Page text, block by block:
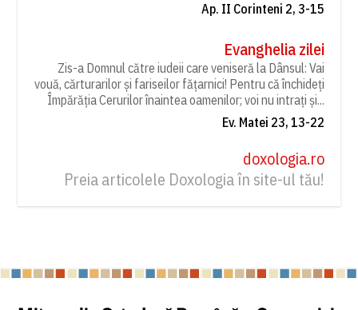
Ap. II Corinteni 2, 3-15
Evanghelia zilei
Zis-a Domnul către iudeii care veniseră la Dânsul: Vai
vouă, cărturarilor și fariseilor fățarnici! Pentru că închideți
Împărăția Cerurilor înaintea oamenilor; voi nu intrați și...
Ev. Matei 23, 13-22
doxologia.ro
Preia articolele Doxologia în site-ul tău!